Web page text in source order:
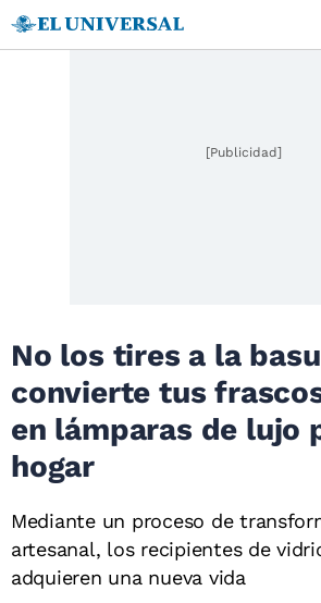
[Publicidad]
No los tires a la
convierte tus
en lámparas de lujo
hogar
Mediante un proceso de
artesanal, los recipientes de
adquieren una nueva vida